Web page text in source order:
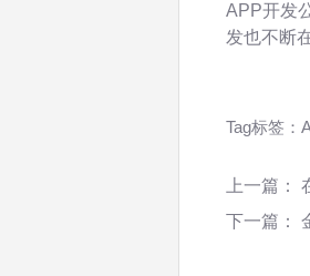
APP开发
发也不断
Tag标签：
上一篇：
下一篇：